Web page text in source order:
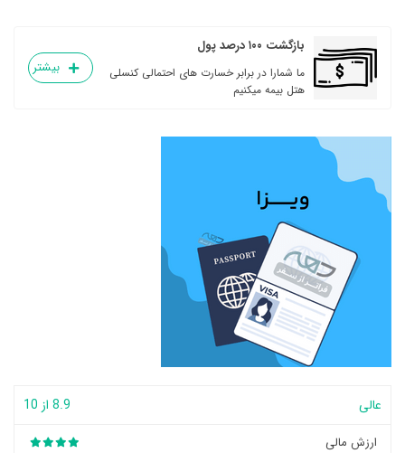
بازگشت ۱۰۰ درصد پول
ما شمارا در برابر خسارت های احتمالی کنسلی
هتل بیمه میکنیم
بیشتر
عالی 8.9 از 10
ارزش مالی